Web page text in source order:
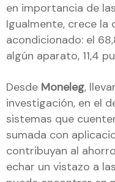
en importancia de
Igualmente, crece la
acondicionado: el
algún aparato, 11,4
Desde Moneleg,
investigación, en el
sistemas que
sumada con
contribuyan al
echar un vistazo a